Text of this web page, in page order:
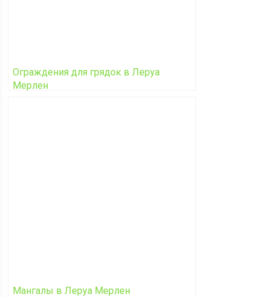
Ограждения для грядок в Леруа
Мерлен
Мангалы в Леруа Мерлен